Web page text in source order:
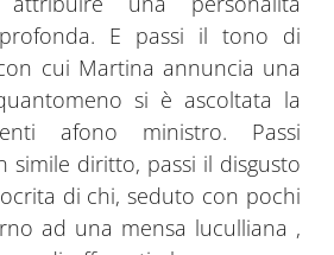
E passi il tono di
cui Martina annuncia una
si è ascoltata la
afono ministro. Passi
simile diritto, passi il disgusto
di chi, seduto con pochi
ad una mensa luculliana ,